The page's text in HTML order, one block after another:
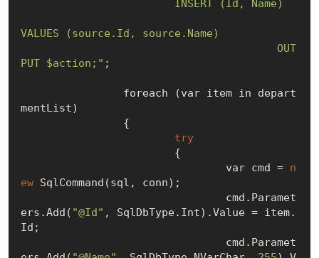
VALUES (source.Id, source.Name)
PUT $action;" ;
mentList)
try
				var cmd =
n
ew SqlCommand(sql, conn);
ers.Add( "@Id" , SqlDbType.Int).Value = item.
Id;